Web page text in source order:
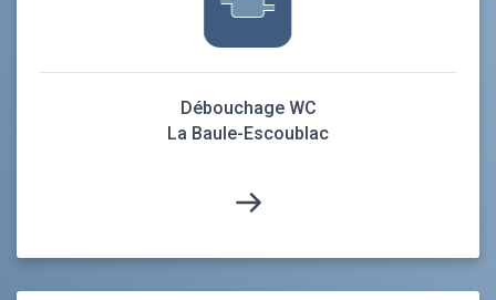
Débouchage WC
La Baule-Escoublac